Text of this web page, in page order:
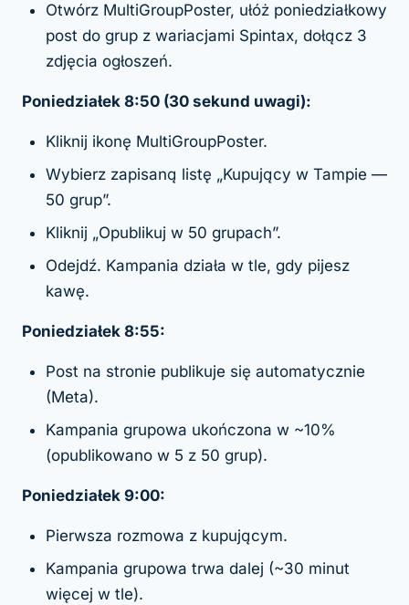
Otwórz MultiGroupPoster, ułóż poniedziałkowy
post do grup z wariacjami Spintax, dołącz 3
zdjęcia ogłoszeń.
Poniedziałek 8:50 (30 sekund uwagi):
Kliknij ikonę MultiGroupPoster.
Wybierz zapisaną listę „Kupujący w Tampie —
50 grup”.
Kliknij „Opublikuj w 50 grupach”.
Odejdź. Kampania działa w tle, gdy pijesz
kawę.
Poniedziałek 8:55:
Post na stronie publikuje się automatycznie
(Meta).
Kampania grupowa ukończona w ~10%
(opublikowano w 5 z 50 grup).
Poniedziałek 9:00:
Pierwsza rozmowa z kupującym.
Kampania grupowa trwa dalej (~30 minut
więcej w tle).